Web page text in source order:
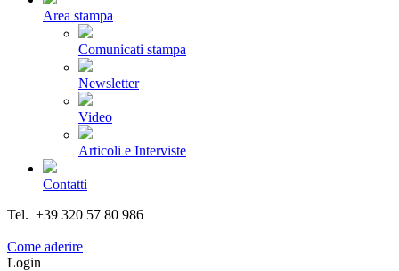
Area stampa
Comunicati stampa
Newsletter
Video
Articoli e Interviste
Contatti
Tel. +39 320 57 80 986
Come aderire
Login